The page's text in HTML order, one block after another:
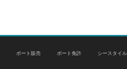
ボート販売 ボート免許 シースタイル